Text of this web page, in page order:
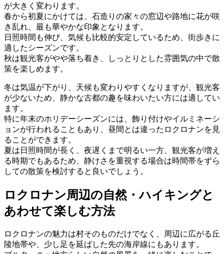
が大きく変わります。
春から初夏にかけては、石造りの家々の窓辺や路地に花が咲
き乱れ、最も華やかな印象となります。
日照時間も伸び、気候も比較的安定しているため、街歩きに
適したシーズンです。
秋は観光客がやや落ち着き、しっとりとした雰囲気の中で散
策を楽しめます。
冬は気温が下がり、天候も変わりやすくなりますが、観光客
が少ないため、静かな古都の趣を味わいたい方には適してい
ます。
特に年末のホリデーシーズンには、飾り付けやイルミネーシ
ョンが行われることもあり、昼間とは違ったロクロナンを見
ることができます。
夏は日照時間が長く、夜遅くまで明るい一方、観光客が増え
る時期でもあるため、静けさを重視する場合は時間帯をずら
しての散策を検討すると良いでしょう。
ロクロナン周辺の自然・ハイキングと
あわせて楽しむ方法
ロクロナンの魅力は村そのものだけでなく、周辺に広がる丘
陵地帯や、少し足を延ばした先の海岸線にもあります。